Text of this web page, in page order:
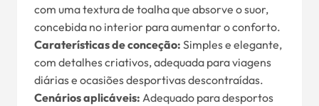
com uma textura de toalha que absorve o suor,
concebida no interior para aumentar o conforto.
Caraterísticas de conceção: Simples e elegante,
com detalhes criativos, adequada para viagens
diárias e ocasiões desportivas descontraídas.
Cenários aplicáveis: Adequado para desportos